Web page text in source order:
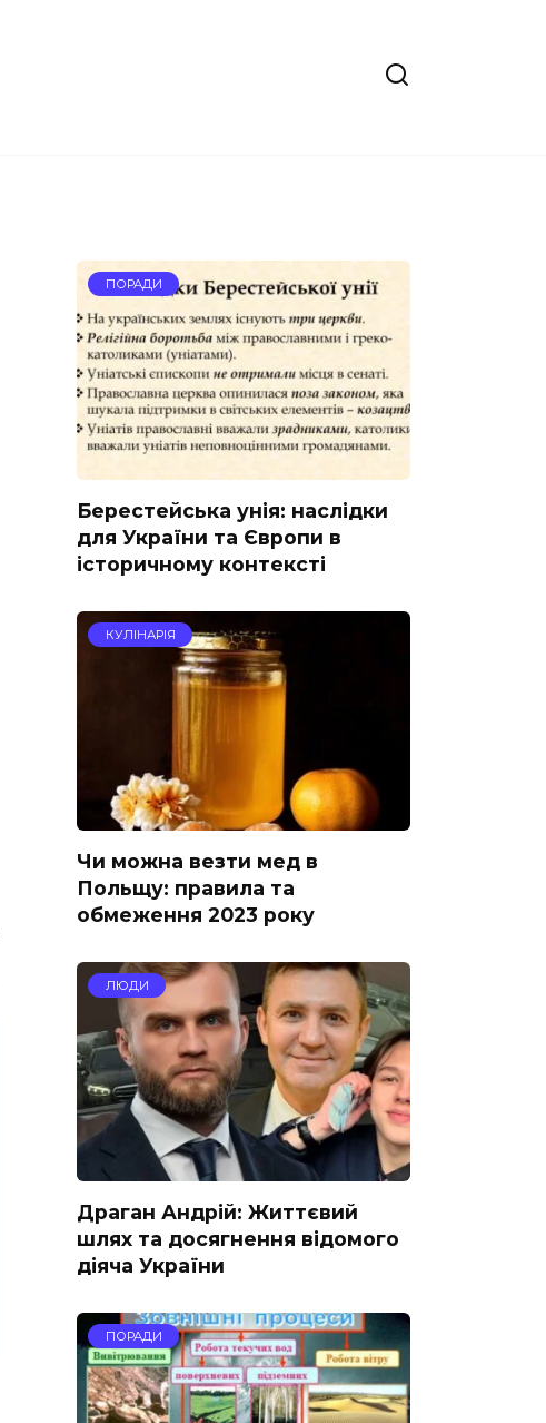
ПОРАДИ
Берестейська унія: наслідки
для України та Європи в
історичному контексті
КУЛІНАРІЯ
Чи можна везти мед в
Польщу: правила та
обмеження 2023 року
ЛЮДИ
Драган Андрій: Життєвий
шлях та досягнення відомого
діяча України
ПОРАДИ